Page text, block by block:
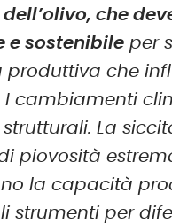
che
e sostenibile per
produttiva che
I cambiamenti
La
piovosità
la capacità
strumenti per